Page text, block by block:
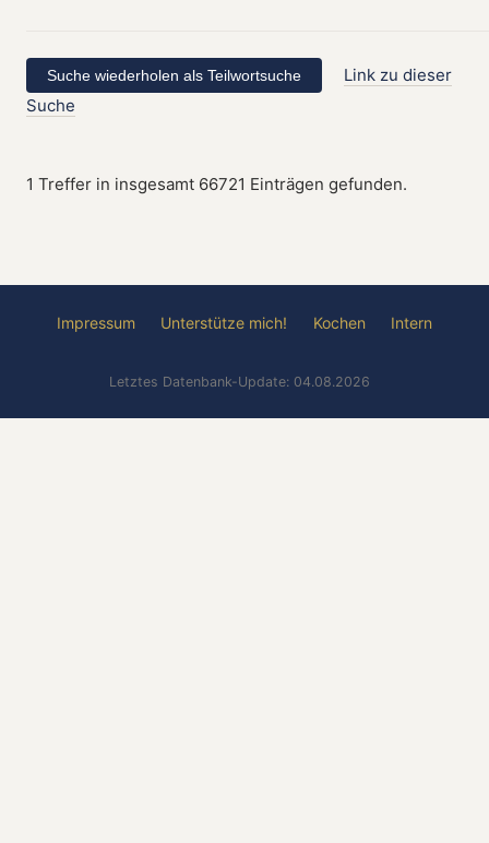
Link zu dieser
Suche
1 Treffer in insgesamt 66721 Einträgen gefunden.
Impressum Unterstütze mich! Kochen Intern
Letztes Datenbank-Update: 04.08.2026